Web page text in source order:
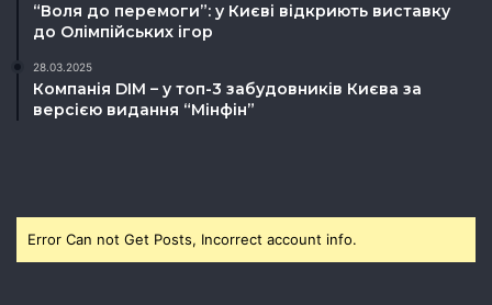
“Воля до перемоги”: у Києві відкриють виставку
до Олімпійських ігор
28.03.2025
Компанія DIM – у топ-3 забудовників Києва за
версією видання “Мінфін”
Error Can not Get Posts, Incorrect account info.